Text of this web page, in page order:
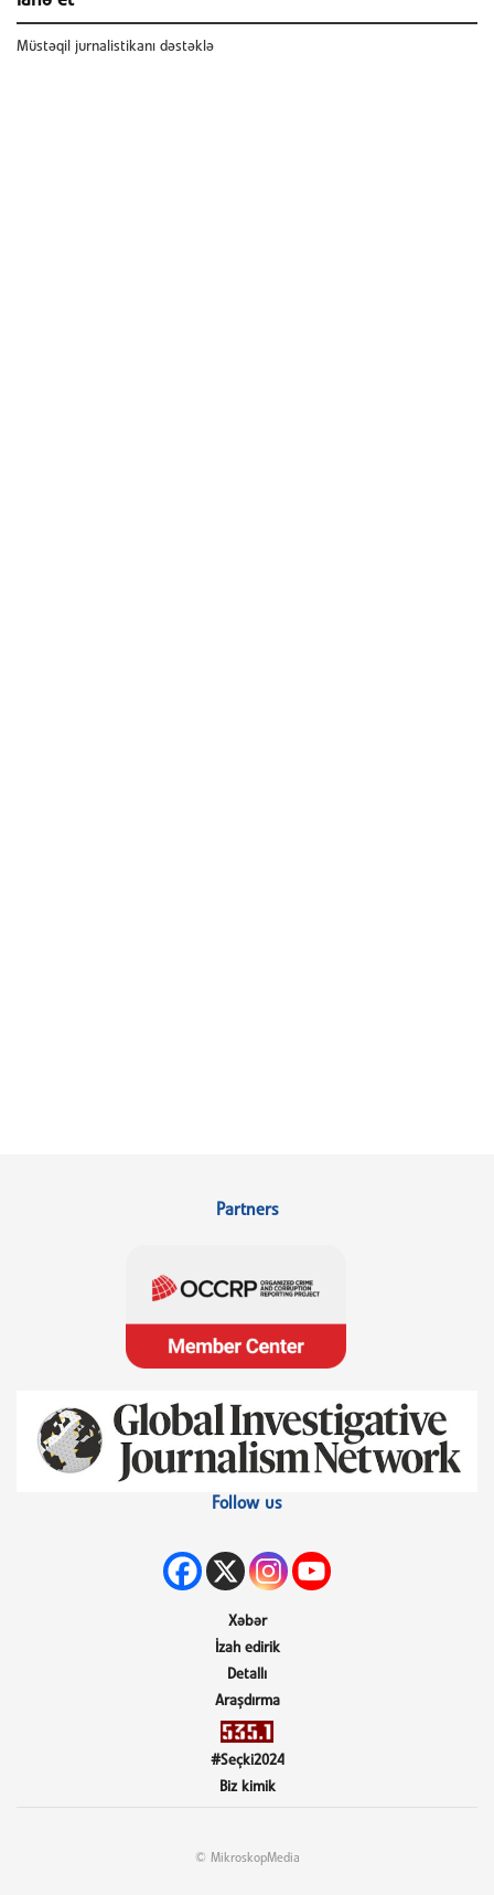
Müstəqil jurnalistikanı dəstəklə
Partners
Follow us
Xəbər
İzah edirik
Detallı
Araşdırma
#Seçki2024
Biz kimik
© MikroskopMedia